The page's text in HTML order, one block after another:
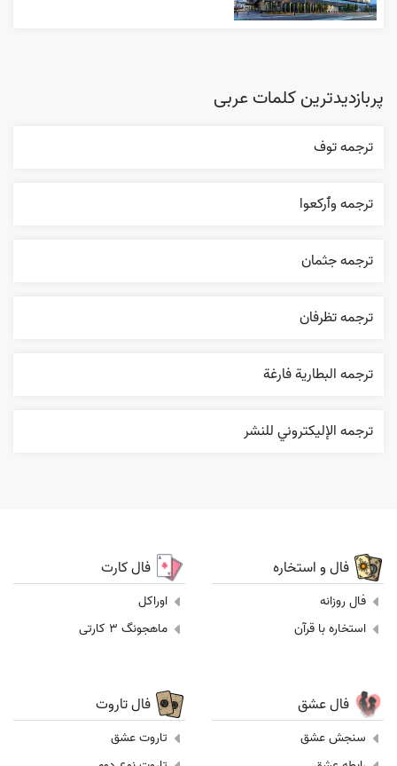
پربازدیدترین کلمات عربی
ترجمه توف
ترجمه وٱرکعوا
ترجمه جثمان
ترجمه تظرفان
ترجمه البطارية فارغة
ترجمه الإليکتروني للنشر
فال و استخاره
فال روزانه
استخاره با قرآن
فال کارت
اوراکل
ماهجونگ 3 کارتی
فال عشق
سنجش عشق
فال تاروت
تاروت عشق